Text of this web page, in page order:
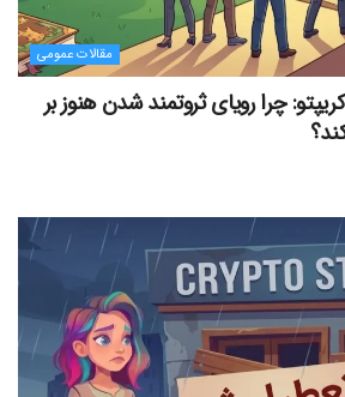
مقالات عمومی
در کریپتو: چرا رویای ثروتمند شدن هنوز بر